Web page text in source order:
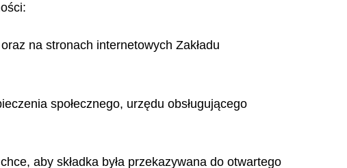
na stronach internetowych Zakładu
społecznego, urzędu obsługującego
aby składka była przekazywana do otwartego